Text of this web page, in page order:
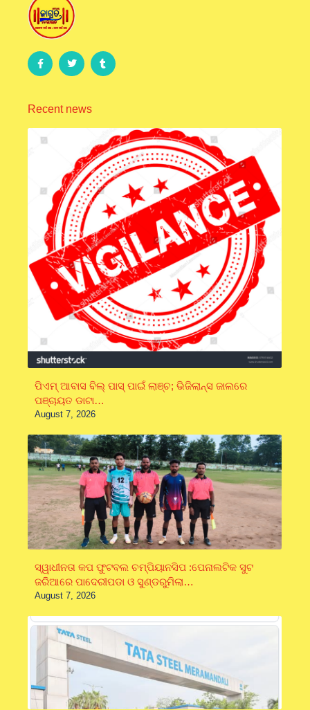
Recent news
ପିଏମ୍ ଆବାସ ବିଲ୍ ପାସ୍ ପାଇଁ ଲାଞ୍ଚ; ଭିଜିଲାନ୍ସ ଜାଲରେ
ପଞ୍ଚାୟତ ଡାଟା…
August 7, 2026
ସ୍ୱାଧୀନତା କପ ଫୁଟବଲ ଚମ୍ପିୟାନସିପ :ପେନାଲଟିକ ସୁଟ
ଜରିଆରେ ପାଦେରୀପଡା ଓ ସୁଣ୍ଡରୁମିଲା…
August 7, 2026